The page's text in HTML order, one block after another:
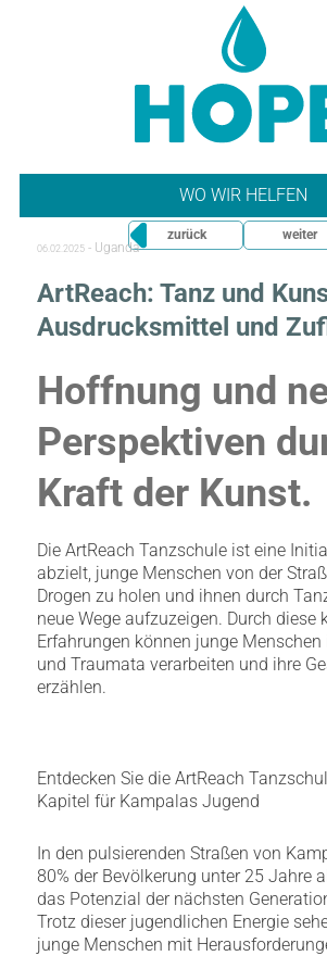
WO WIR HELFEN
zurück weiter
06.02.2025 - Uganda
ArtReach: Tanz und
Ausdrucksmittel und
Hoffnung und
Perspektiven
Kraft der Kunst.
Die ArtReach Tanzschule ist eine
abzielt, junge Menschen von der
Drogen zu holen und ihnen durch
neue Wege aufzuzeigen. Durch diese
Erfahrungen können junge Menschen
und Traumata verarbeiten und ihre
erzählen.
Entdecken Sie die ArtReach
Kapitel für Kampalas Jugend
In den pulsierenden Straßen von
80% der Bevölkerung unter 25 Jahre
das Potenzial der nächsten
Trotz dieser jugendlichen Energie
junge Menschen mit